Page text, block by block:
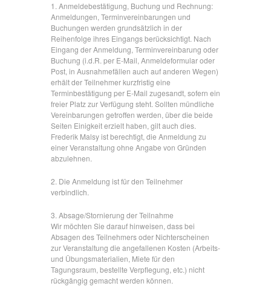
1. Anmeldebestätigung, Buchung und Rechnung:
Anmeldungen, Terminvereinbarungen und
Buchungen werden grundsätzlich in der
Reihenfolge ihres Eingangs berücksichtigt. Nach
Eingang der Anmeldung, Terminvereinbarung oder
Buchung (i.d.R. per E-Mail, Anmeldeformular oder
Post, in Ausnahmefällen auch auf anderen Wegen)
erhält der Teilnehmer kurzfristig eine
Terminbestätigung per E-Mail zugesandt, sofern ein
freier Platz zur Verfügung steht. Sollten mündliche
Vereinbarungen getroffen werden, über die beide
Seiten Einigkeit erzielt haben, gilt auch dies.
Frederik Malsy ist berechtigt, die Anmeldung zu
einer Veranstaltung ohne Angabe von Gründen
abzulehnen.
2. Die Anmeldung ist für den Teilnehmer
verbindlich.
3. Absage/Stornierung der Teilnahme
Wir möchten Sie darauf hinweisen, dass bei
Absagen des Teilnehmers oder Nichterscheinen
zur Veranstaltung die angefallenen Kosten (Arbeits-
und Übungsmaterialien, Miete für den
Tagungsraum, bestellte Verpflegung, etc.) nicht
rückgängig gemacht werden können.